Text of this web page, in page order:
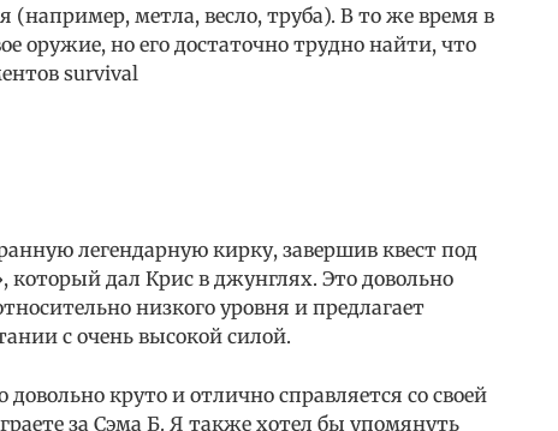
(например, метла, весло, труба). В то же время в
оружие, но его достаточно трудно найти, что
survival
легендарную кирку, завершив квест под
дал Крис в джунглях. Это довольно
низкого уровня и предлагает
с очень высокой силой.
круто и отлично справляется со своей
за Сэма Б. Я также хотел бы упомянуть